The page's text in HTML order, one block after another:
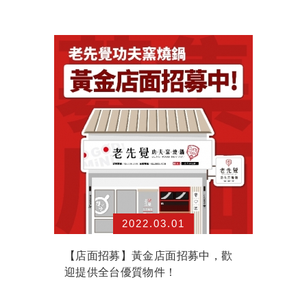
2022.03.01
【店面招募】黃金店面招募中，歡
迎提供全台優質物件！